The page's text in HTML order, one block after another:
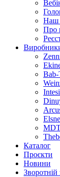
Наш
Про
Каталог
Проєкти
Новини
Зворотній